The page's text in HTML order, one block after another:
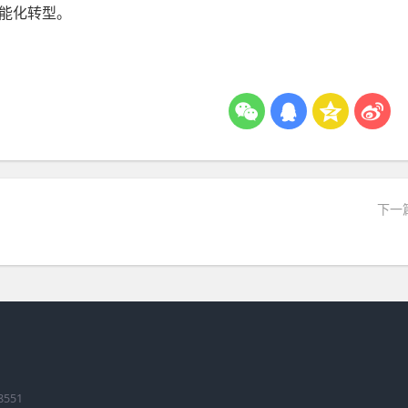
化转型。
下一